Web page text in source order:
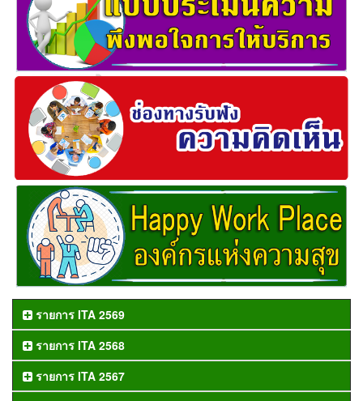
รายการ ITA 2569
รายการ ITA 2568
รายการ ITA 2567